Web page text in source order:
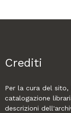
Crediti
Per la cura del sito,
catalogazione
descrizioni